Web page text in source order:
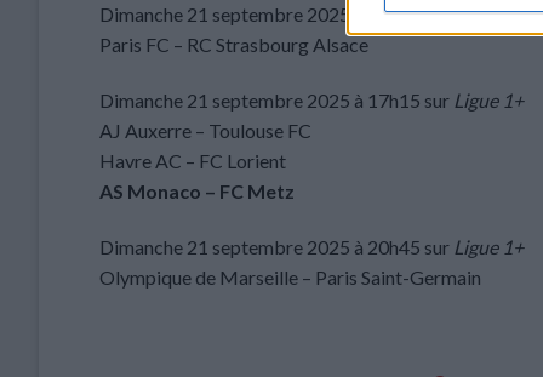
Dimanche 21 septembre 2025 à 15h00 surLigue 1+
Paris FC – RC Strasbourg Alsace
Dimanche 21 septembre 2025 à 17h15 sur Ligue 1+
AJ Auxerre – Toulouse FC
Havre AC – FC Lorient
AS Monaco – FC Metz
Dimanche 21 septembre 2025 à 20h45 sur Ligue 1+
Olympique de Marseille – Paris Saint-Germain